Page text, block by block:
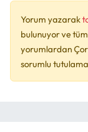
Yorum yazarak
bulunuyor ve
yorumlardan
sorumlu